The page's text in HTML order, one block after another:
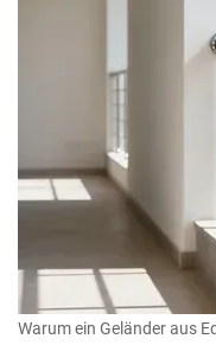
Warum ein Geländer aus